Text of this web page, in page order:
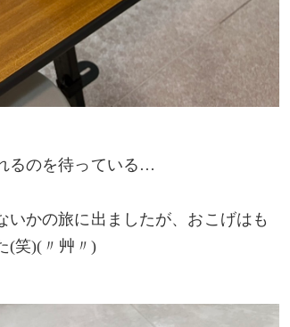
るのを待っている…
かの旅に出ましたが、おこげはも
(笑)(〃艸〃)